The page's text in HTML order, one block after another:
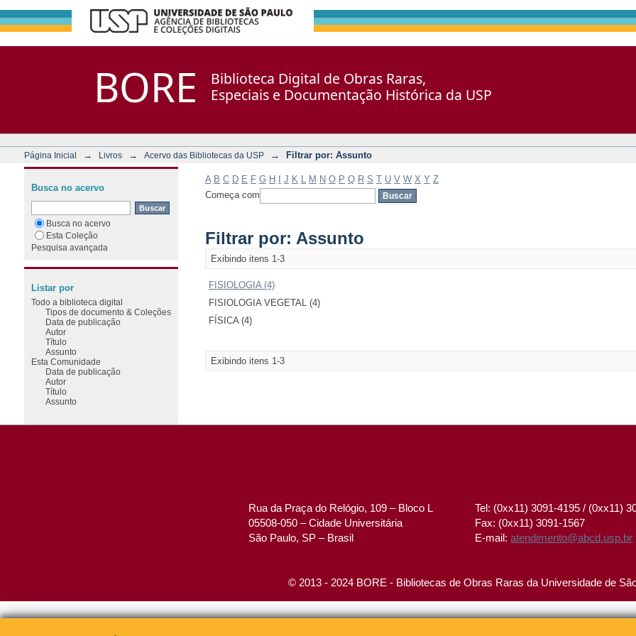
BORE
Biblioteca Digital de Obras Raras,
Especiais e Documentação Histórica da USP
Página Inicial → Livros → Acervo das Bibliotecas da USP → Filtrar por: Assunto
A B C D E F G H J K M N O P Q R S T U V W X Y Z
Começa com
Filtrar por: Assunto
Exibindo itens 1-3
FISIOLOGIA (4)
FISIOLOGIA VEGETAL (4)
FÍSICA (4)
Exibindo itens 1-3
Busca no acervo
Busca no acervo
Esta Coleção
Pesquisa avançada
Listar por
Todo a biblioteca digital
Tipos de documento & Coleções
Data de publicação
Autor
Título
Assunto
Esta Comunidade
Data de publicação
Autor
Título
Assunto
Rua da Praça do Relógio, 109 – Bloco L
05508-050 – Cidade Universitária
São Paulo, SP – Brasil
Tel: (0xx11) 3091-4195 / (0xx11)
Fax: (0xx11) 3091-1567
E-mail:atendimento@abcd.usp.br
© 2013 - 2024 BORE - Bibliotecas de Obras Raras da Universidade de